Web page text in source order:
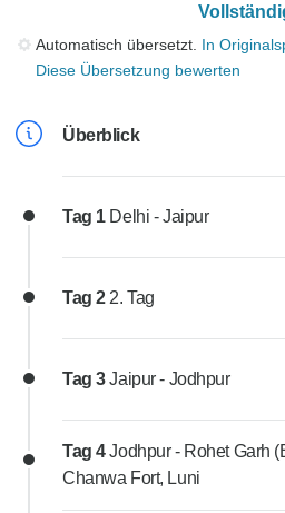
Automatisch übersetzt. In
Diese Übersetzung bewerten
Überblick
Tag 1 Delhi - Jaipur
Tag 2 2. Tag
Tag 3Jaipur - Jodhpur
Tag 4Jodhpur - Rohet Garh
Chanwa Fort, Luni